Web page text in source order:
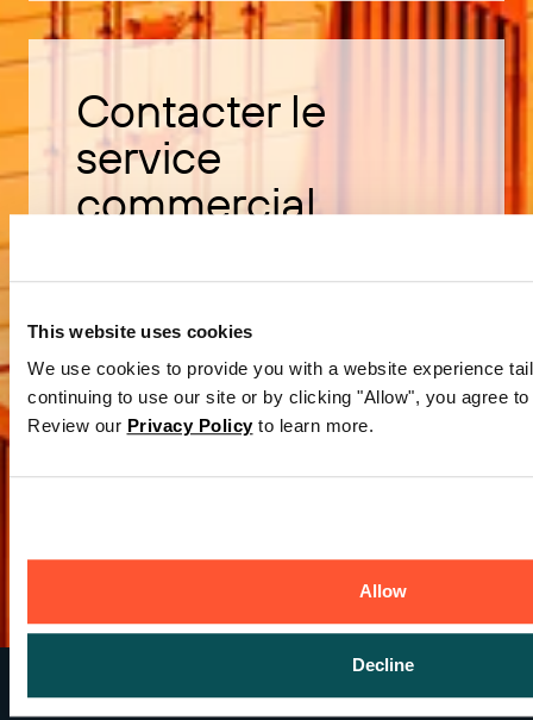
This website uses cookies
We use cookies to provide you with a website experience
continuing to use our site or by clicking "Allow", you agree
Review our Privacy Policyto learn more.
Allow
Decline
Contacter le
service
commercial
Découvrez comment acheter le
Contacter le service commercial